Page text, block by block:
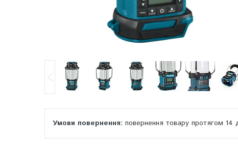
повернення товару протягом 14